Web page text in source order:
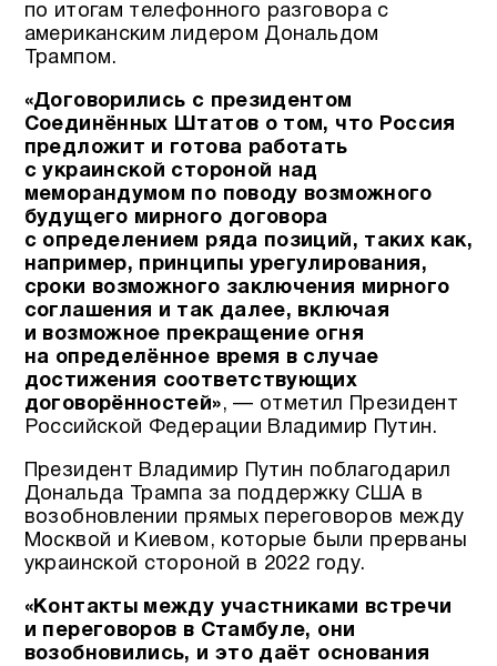
по итогам телефонного разговора с
американским лидером Дональдом
Трампом.
«Договорились с президентом
Соединённых Штатов о том, что Россия
предложит и готова работать
с украинской стороной над
меморандумом по поводу возможного
будущего мирного договора
с определением ряда позиций, таких как,
например, принципы урегулирования,
сроки возможного заключения мирного
соглашения и так далее, включая
и возможное прекращение огня
на определённое время в случае
достижения соответствующих
договорённостей», — отметил Президент
Российской Федерации Владимир Путин.
Президент Владимир Путин поблагодарил
Дональда Трампа за поддержку США в
возобновлении прямых переговоров между
Москвой и Киевом, которые были прерваны
украинской стороной в 2022 году.
«Контакты между участниками встречи
и переговоров в Стамбуле, они
возобновились, и это даёт основания